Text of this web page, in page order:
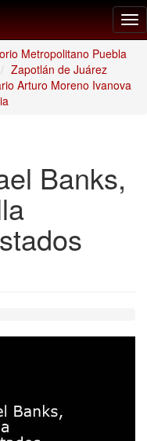
Metropolitano Puebla
Zapotlán de Juárez
Arturo Moreno Ivanova
Banks,